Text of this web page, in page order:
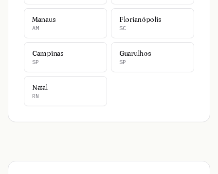
Manaus
AM
Florianópolis
SC
Campinas
SP
Guarulhos
SP
Natal
RN